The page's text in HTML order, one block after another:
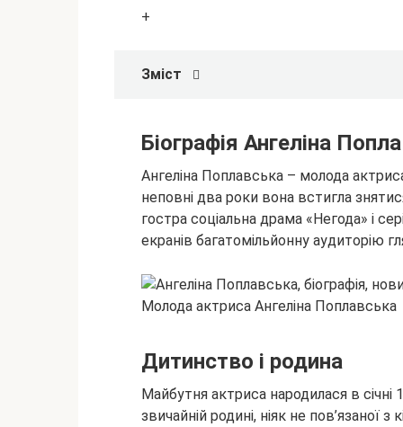
+
Зміст
Біографія Ангеліна
Ангеліна Поплавська – молода
неповні два роки вона встигла
гостра соціальна драма «Негода» і
екранів багатомільйонну аудиторію
Молода актриса Ангеліна Поплавська
Дитинство і родина
Майбутня актриса народилася в січні
звичайній родині, ніяк не пов’язаної